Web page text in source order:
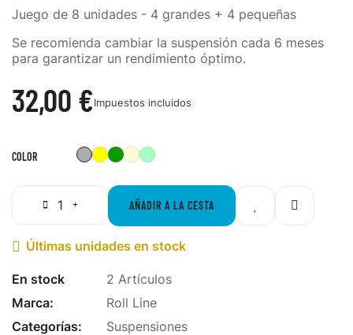
Juego de 8 unidades - 4 grandes + 4 pequeñas
Se recomienda cambiar la suspensión cada 6 meses
para garantizar un rendimiento óptimo.
32,00 €Impuestos incluidos
COLOR GrisAmarillo
VerdeTransparente
Azul
AÑADIR A LA CESTA
 Últimas unidades en stock
En stock
2 Artículos
Marca:
Roll Line
Categorías:
Suspensiones